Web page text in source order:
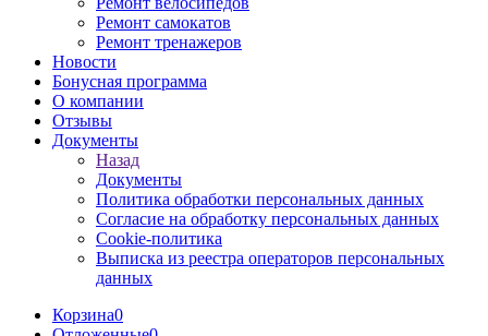
Ремонт самокатов
Ремонт тренажеров
Новости
Бонусная программа
О компании
Отзывы
Документы
Назад
Документы
Политика обработки персональных данных
Согласие на обработку персональных данных
Cookie-политика
Выписка из реестра операторов персональных
данных
Корзина0